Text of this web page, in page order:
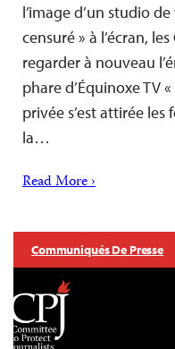
l’image d’un studio
censuré » à l’écran,
regarder à nouveau
phare d’Équinoxe TV
privée s’est attirée
la…
Read More ›
Communiqués De Presse